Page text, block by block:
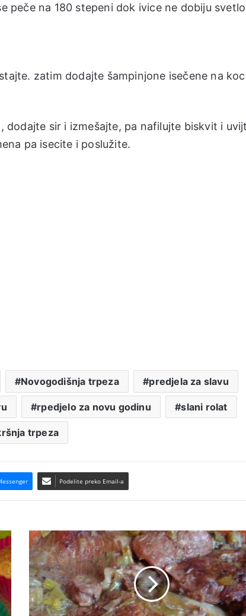
peče na 180 stepeni dok ivice ne dobiju svetlo
zatim dodajte šampinjone isečene na
dodajte sir i izmešajte, pa nafilujte biskvit i
pa isecite i poslužite.
Novogodišnja trpeza predjela za slavu
rpedjelo za novu godinu slani rolat
trpeza
Podelite preko Email-a
Šnicle
sa
prazilukom